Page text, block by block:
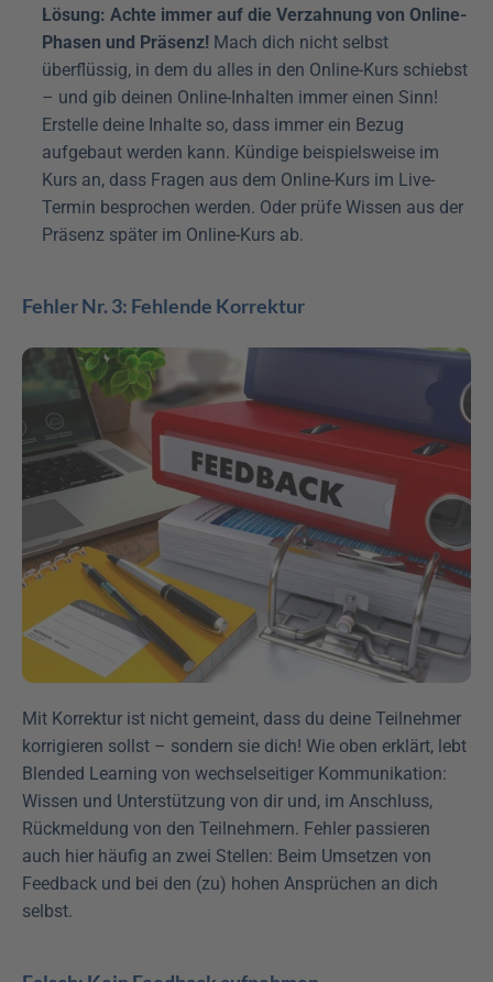
Lösung: Achte immer auf die Verzahnung von Online-
Phasen und Präsenz! Mach dich nicht selbst
überflüssig, in dem du alles in den Online-Kurs schiebst
– und gib deinen Online-Inhalten immer einen Sinn!
Erstelle deine Inhalte so, dass immer ein Bezug
aufgebaut werden kann. Kündige beispielsweise im
Kurs an, dass Fragen aus dem Online-Kurs im Live-
Termin besprochen werden. Oder prüfe Wissen aus der
Präsenz später im Online-Kurs ab.
Fehler Nr. 3: Fehlende Korrektur
Mit Korrektur ist nicht gemeint, dass du deine Teilnehmer
korrigieren sollst – sondern sie dich! Wie oben erklärt, lebt
Blended Learning von wechselseitiger Kommunikation:
Wissen und Unterstützung von dir und, im Anschluss,
Rückmeldung von den Teilnehmern. Fehler passieren
auch hier häufig an zwei Stellen: Beim Umsetzen von
Feedback und bei den (zu) hohen Ansprüchen an dich
selbst.